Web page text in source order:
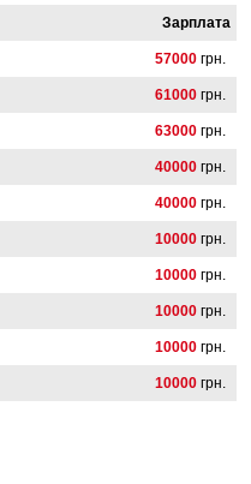
Зарплата
57000 грн.
61000 грн.
63000 грн.
40000 грн.
40000 грн.
10000 грн.
10000 грн.
10000 грн.
10000 грн.
10000 грн.